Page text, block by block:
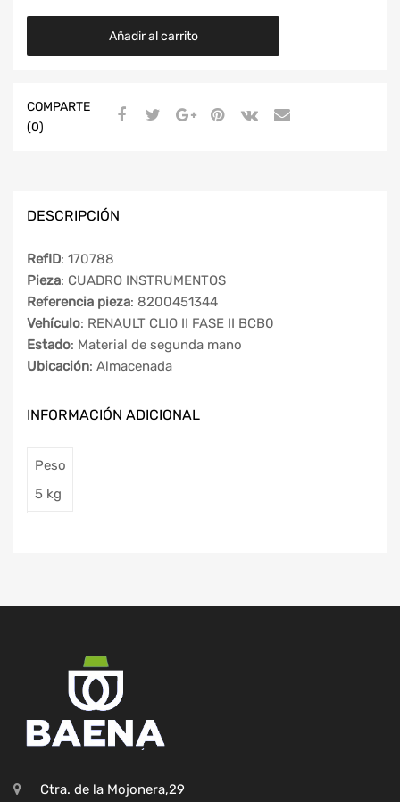
Añadir al carrito
COMPARTE
(0)
DESCRIPCIÓN
RefID: 170788
Pieza: CUADRO INSTRUMENTOS
Referencia pieza: 8200451344
Vehículo: RENAULT CLIO II FASE II BCB0
Estado: Material de segunda mano
Ubicación: Almacenada
INFORMACIÓN ADICIONAL
Peso
5 kg
Ctra. de la Mojonera,29